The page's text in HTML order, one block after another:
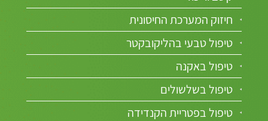
חיזוק המערכת החיסונית
טיפול טבעי בהליקובקטר
טיפול באקנה
טיפול בשלשולים
טיפול בפטריית הקנדידה